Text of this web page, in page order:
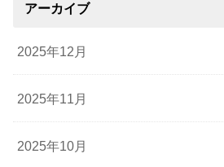
アーカイブ
2025年12月
2025年11月
2025年10月